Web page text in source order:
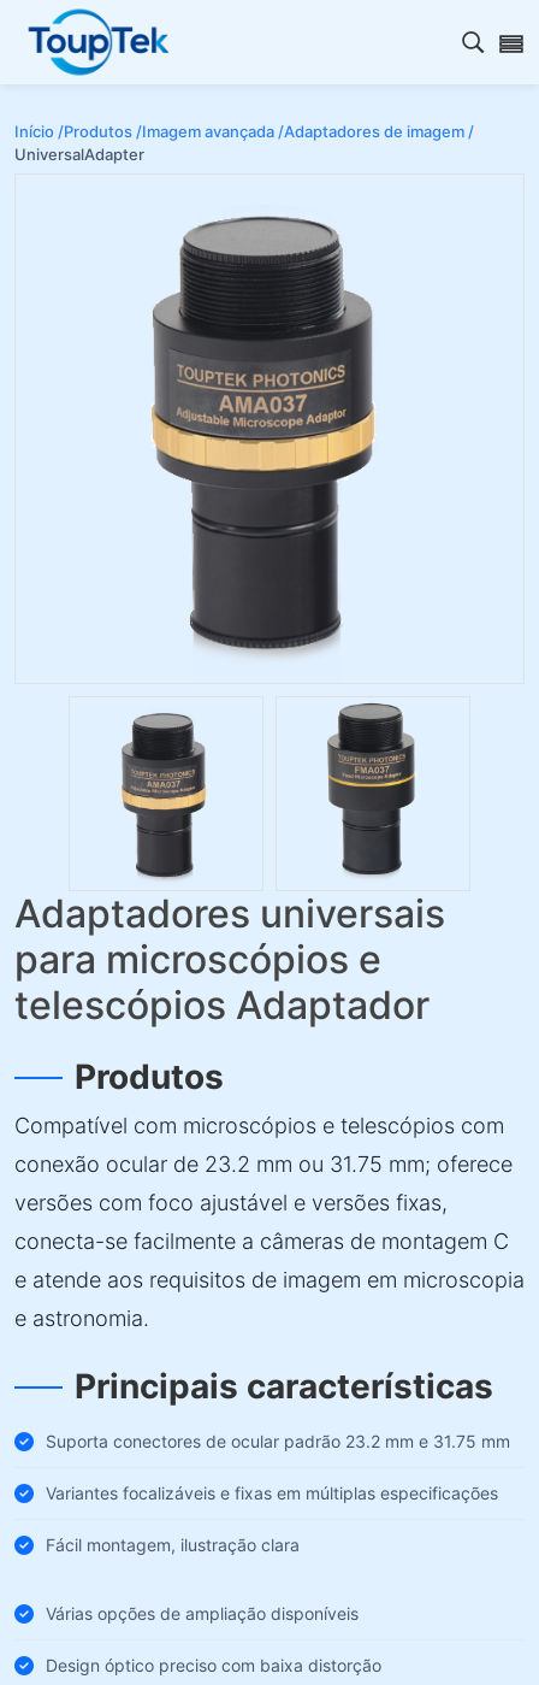
Abrir
Início /Produtos /Imagem avançada /Adaptadores de imagem /
UniversalAdapter
Adaptadores universais
para microscópios e
telescópios Adaptador
Produtos
Compatível com microscópios e telescópios com
conexão ocular de 23.2 mm ou 31.75 mm; oferece
versões com foco ajustável e versões fixas,
conecta-se facilmente a câmeras de montagem C
e atende aos requisitos de imagem em microscopia
e astronomia.
Principais características
Suporta conectores de ocular padrão 23.2 mm e 31.75 mm
Variantes focalizáveis e fixas em múltiplas especificações
Fácil montagem, ilustração clara
Várias opções de ampliação disponíveis
Design óptico preciso com baixa distorção